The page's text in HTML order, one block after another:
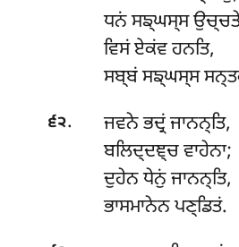
ਧਨਂ ਸਙ੍ਘਸ੍ਸ
ਵਿਸਂ ਏਕਂਵ ਹਨਤਿ,
ਸਬ੍ਬਂ ਸਙ੍ਘਸ੍ਸ
੬੨.
ਜਵਨੇ ਭਦ੍ਰਂ ਜਾਨਨ੍ਤਿ,
ਬਲਿਦ੍ਦਞ੍ਚ ਵਾਹੇਨਾ;
ਦੁਹੇਨਧੇਨੁਂ ਜਾਨਨ੍ਤਿ,
ਭਾਸਮਾਨੇਨ ਪਣ੍ਡਿਤਂ.